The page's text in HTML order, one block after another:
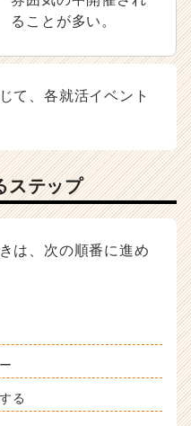
ることが多い。
て、各就活イベント
ステップ
は、次の順番に進め
る